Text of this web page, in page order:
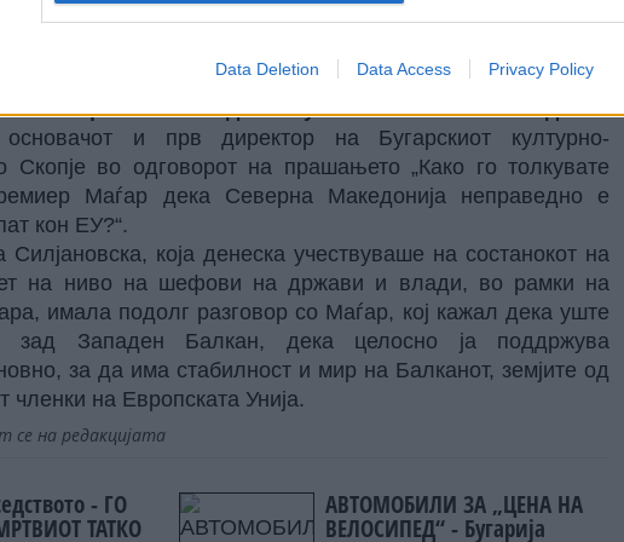
Data Deletion Data Access Privacy Policy
поле на конкуренција помеѓу различни
би сакале да имаат свој Тројански коњ во Европа.
за Бугарија, ниту за Европската Унија. Европа
во странство ако дозволува такви линии на поделба
и прв директор на Бугарскиот културно-
Скопје во одговорот на прашањето „Како го толкувате
Маѓар дека Северна Македонија неправедно е
кон ЕУ?“.
Силјановска, која денеска учествуваше на состанокот на
на ниво на шефови на држави и влади, во рамки на
имала подолг разговор со Маѓар, кој кажал дека уште
зад Западен Балкан, дека целосно ја поддржува
за да има стабилност и мир на Балканот, земјите од
на Европската Унија.
се на редакцијата
- ГО
ТАТКО
АВТОМОБИЛИ ЗА „ЦЕНА НА
ВЕЛОСИПЕД“ - Бугарија